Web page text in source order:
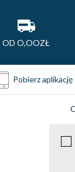
OD O,OOZŁ
Pobierz aplikację